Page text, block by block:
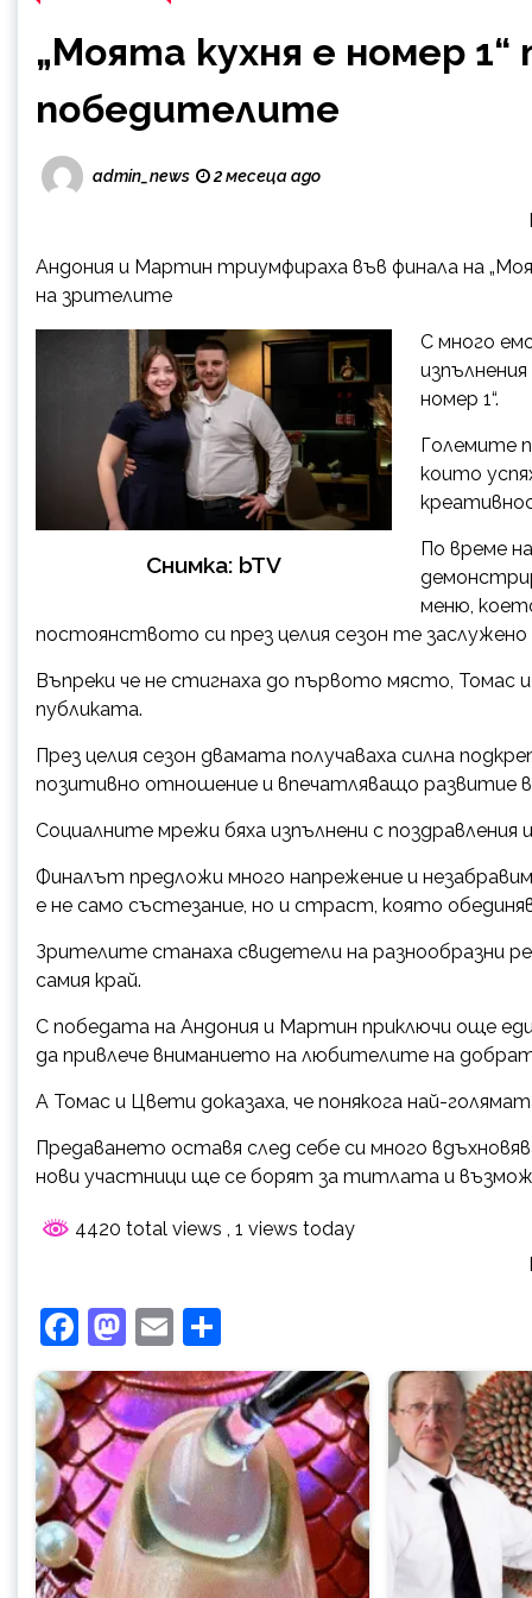
„Моята кухня е номер
победителите
admin_news 2 месеца ago
Андония и Мартин триумфираха във финала на
на зрителите
Снимка: bTV
С много
номер 1“.
Големите
които
По време
меню,
постоянството си през целия сезон те
Въпреки че не стигнаха до първото място, Томас
публиката.
През целия сезон двамата получаваха силна
позитивно отношение и впечатляващо развитие в
Социалните мрежи бяха изпълнени с
Финалът предложи много напрежение и
е не само състезание, но и страст, която
Зрителите станаха свидетели на разнообразни
самия край.
С победата на Андония и Мартин приключи още
да привлече вниманието на любителите на
А Томас и Цвети доказаха, че понякога най-
Предаването оставя след себе си много
нови участници ще се борят за титлата и
4420 total views , 1 views today
Facebook
Mastodon
Email